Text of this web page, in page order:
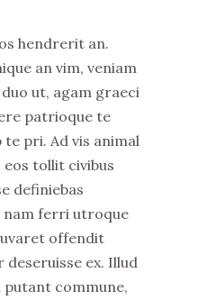
hendrerit an.
an vim, veniam
ut, agam graeci
patrioque te
te pri. Ad vis animal
tollit civibus
definiebas
nam ferri utroque
offendit
deseruisse ex. Illud
putant commune,